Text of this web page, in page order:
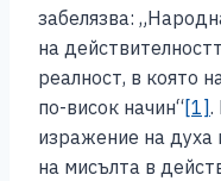
забелязва:
на
реалност, в която
по-висок начин“[1].
изражение на духа
на мисълта в